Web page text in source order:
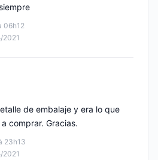
06h12
2021
23h13
2021
de embalaje y era lo que
comprar. Gracias.